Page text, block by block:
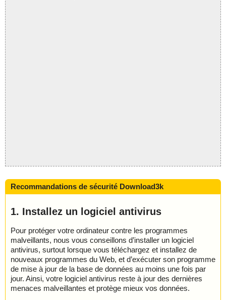
Recommandations de sécurité Download3k
1. Installez un logiciel antivirus
Pour protéger votre ordinateur contre les programmes
malveillants, nous vous conseillons d’installer un logiciel
antivirus, surtout lorsque vous téléchargez et installez de
nouveaux programmes du Web, et d’exécuter son programme
de mise à jour de la base de données au moins une fois par
jour. Ainsi, votre logiciel antivirus reste à jour des dernières
menaces malveillantes et protège mieux vos données.